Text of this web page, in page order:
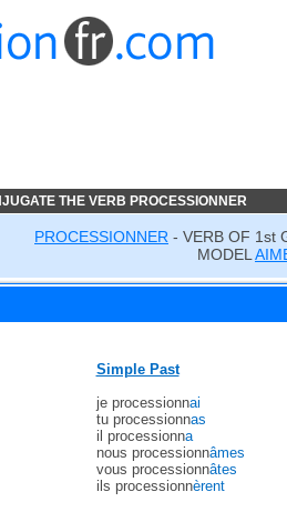
THE VERB PROCESSIONNER
PROCESSIONNER - VERB OF 1st
MODEL
Simple Past
je processionnai
tu processionnas
il processionna
nous processionnâmes
vous processionnâtes
ils processionnèrent